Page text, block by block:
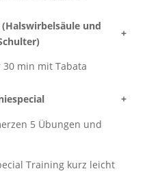
und
+
30 min mit Tabata
+
5 Übungen und
Training kurz leicht